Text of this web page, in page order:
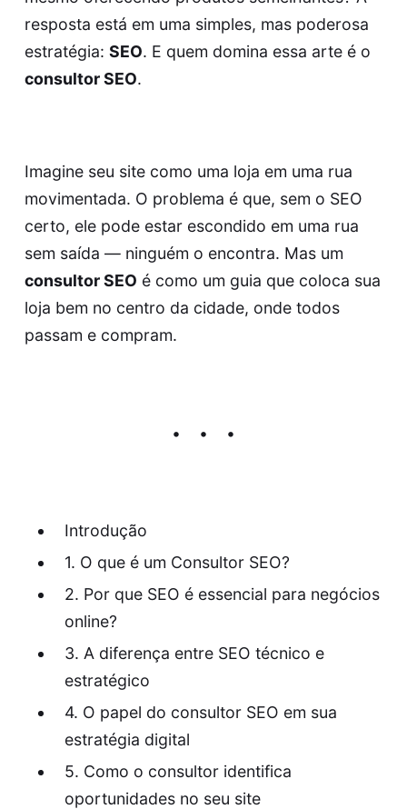
resposta está em uma simples, mas poderosa
estratégia: SEO. E quem domina essa arte é o
consultor SEO.
Imagine seu site como uma loja em uma rua
movimentada. O problema é que, sem o SEO
certo, ele pode estar escondido em uma rua
sem saída — ninguém o encontra. Mas um
consultor SEO é como um guia que coloca sua
loja bem no centro da cidade, onde todos
passam e compram.
Introdução
1. O que é um Consultor SEO?
2. Por que SEO é essencial para negócios
online?
3. A diferença entre SEO técnico e
estratégico
4. O papel do consultor SEO em sua
estratégia digital
5. Como o consultor identifica
oportunidades no seu site